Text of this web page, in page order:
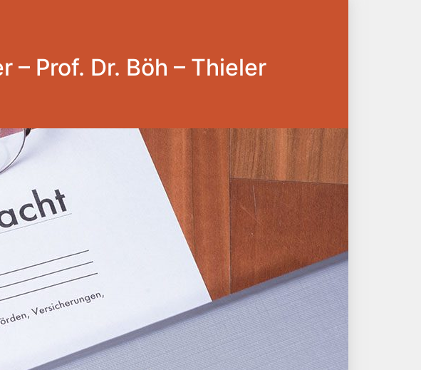
– Prof. Dr. Böh – Thieler